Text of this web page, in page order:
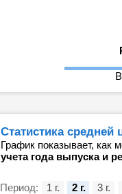
Статистика средней
График показывает, как
учета года выпуска и
Период: 1 г. 2 г. 3 г.